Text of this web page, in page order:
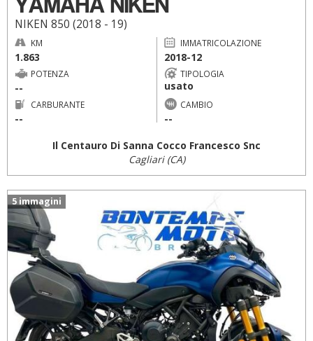
NIKEN 850 (2018 - 19)
KM
1.863
IMMATRICOLAZIONE
2018-12
POTENZA
--
TIPOLOGIA
usato
CARBURANTE
--
CAMBIO
--
Il Centauro Di Sanna Cocco Francesco Snc
Cagliari (CA)
5 immagini